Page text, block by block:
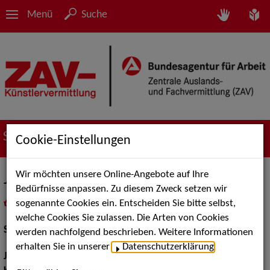
Menü Suche
Suche nach Künstler*innen
Jing Xiang
als PDF speichern
inMeine Merklistelegen
Schauspiel:Bühne
Jahrgang:
Cookie-Einstellungen
Wir möchten unsere Online-Angebote auf Ihre
Bedürfnisse anpassen. Zu diesem Zweck setzen wir
sogenannte Cookies ein. Entscheiden Sie bitte selbst,
welche Cookies Sie zulassen. Die Arten von Cookies
werden nachfolgend beschrieben. Weitere Informationen
erhalten Sie in unserer
Datenschutzerklärung